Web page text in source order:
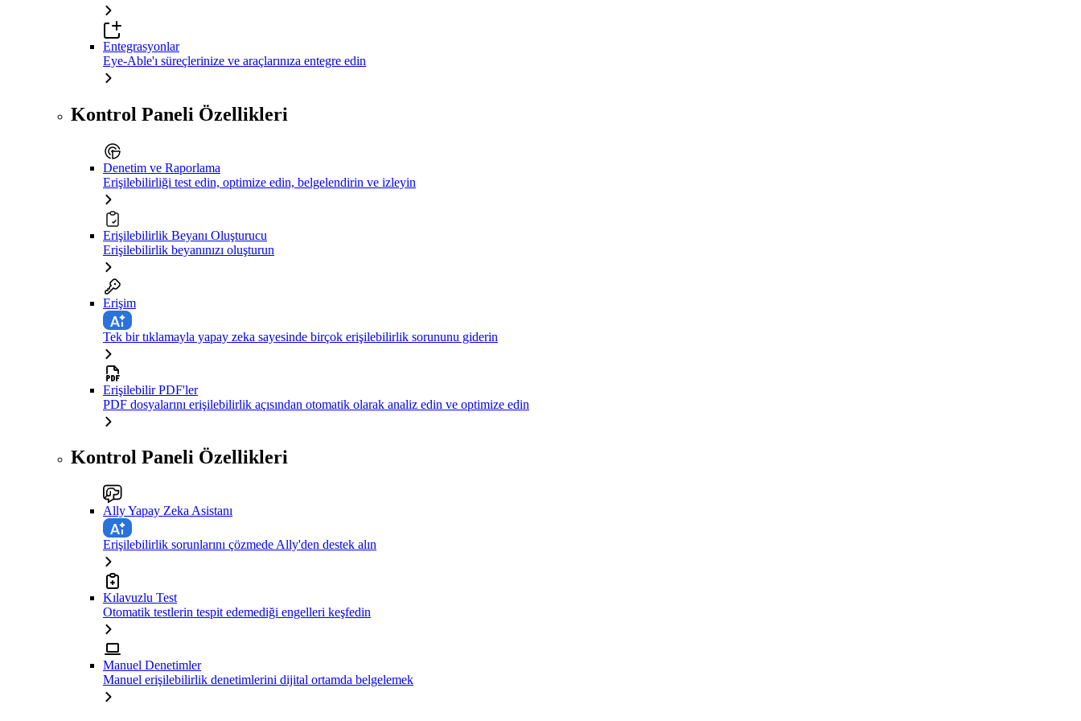
Entegrasyonlar
Eye-Able'ı süreçlerinize ve araçlarınıza entegre edin
Kontrol Paneli Özellikleri
Denetim ve Raporlama
Erişilebilirliği test edin, optimize edin, belgelendirin ve izleyin
Erişilebilirlik Beyanı Oluşturucu
Erişilebilirlik beyanınızı oluşturun
Erişim
Tek bir tıklamayla yapay zeka sayesinde birçok erişilebilirlik sorununu giderin
Erişilebilir PDF'ler
PDF dosyalarını erişilebilirlik açısından otomatik olarak analiz edin ve optimize edin
Kontrol Paneli Özellikleri
Ally Yapay Zeka Asistanı
Erişilebilirlik sorunlarını çözmede Ally'den destek alın
Kılavuzlu Test
Otomatik testlerin tespit edemediği engelleri keşfedin
Manuel Denetimler
Manuel erişilebilirlik denetimlerini dijital ortamda belgelemek